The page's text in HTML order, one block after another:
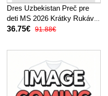
Dres Uzbekistan Preč pre
deti MS 2026 Krátky Rukáv
(+ trenírky)
36.75€ 91.88€